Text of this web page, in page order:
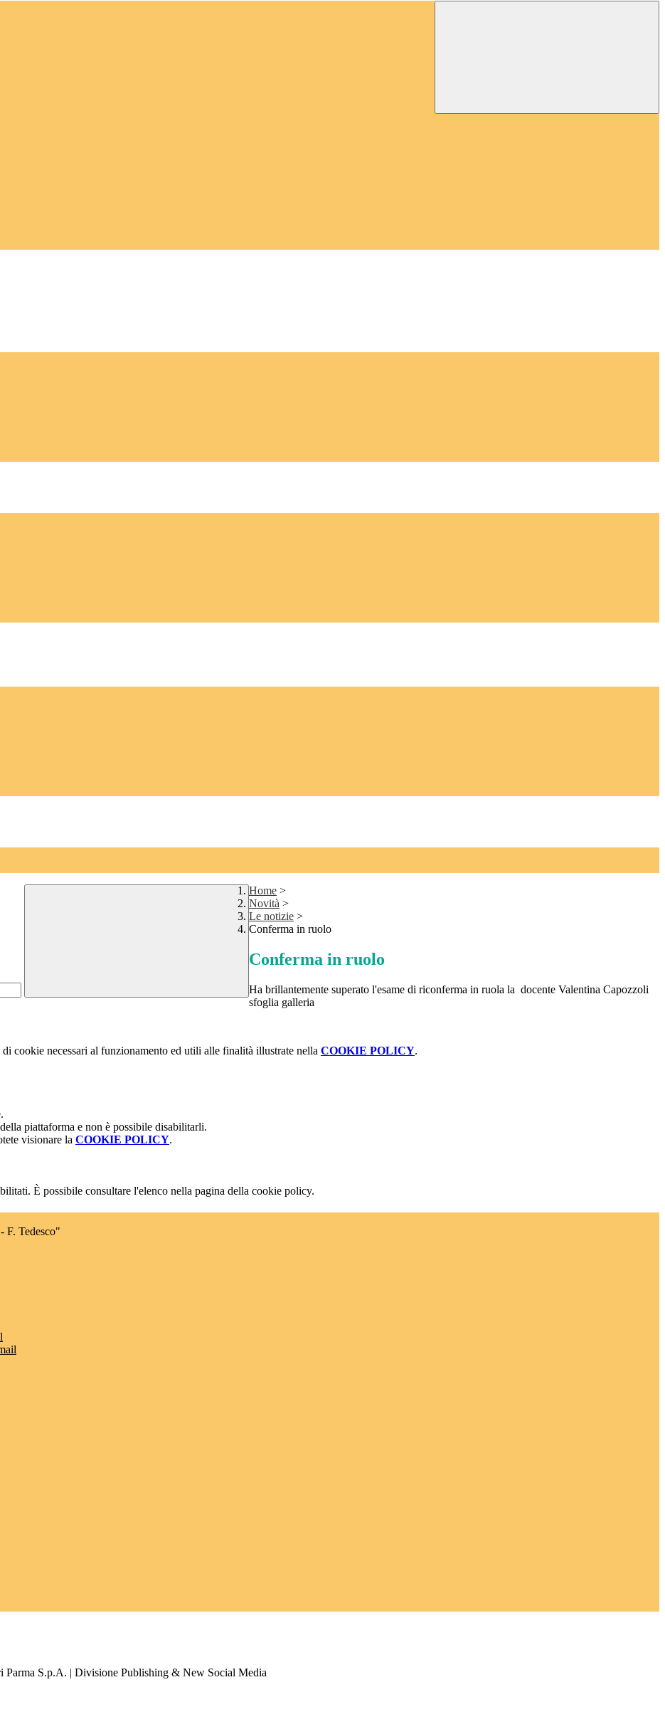
Home >
Novità >
Le notizie >
Conferma in ruolo
Conferma in ruolo
Ha brillantemente superato l'esame di riconferma in ruola la docente Valentina Capozzoli
sfoglia galleria
cookie necessari al funzionamento ed utili alle finalità illustrate nella COOKIE POLICY.
piattaforma e non è possibile disabilitarli.
visionare la COOKIE POLICY.
È possibile consultare l'elenco nella pagina della cookie policy.
F. Tedesco"
Parma S.p.A. | Divisione Publishing & New Social Media